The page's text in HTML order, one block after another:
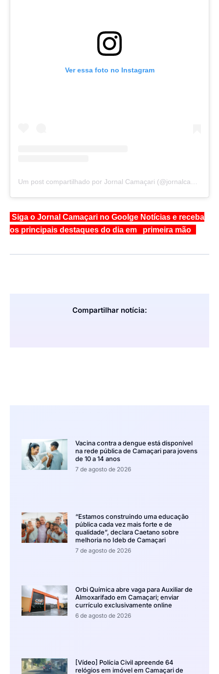
Ver essa foto no Instagram
Siga o Jornal Camaçari no Goolge Notícias e receba
os principais destaques do dia em primeira mão
Compartilhar notícia:
Vacina contra a dengue está disponível
na rede pública de Camaçari para jovens
de 10 a 14 anos
7 de agosto de 2026
“Estamos construindo uma educação
pública cada vez mais forte e de
qualidade”, declara Caetano sobre
melhoria no Ideb de Camaçari
7 de agosto de 2026
Orbi Química abre vaga para Auxiliar de
Almoxarifado em Camaçari; enviar
currículo exclusivamente online
6 de agosto de 2026
[Vídeo] Polícia Civil apreende 64
relógios em imóvel em Camaçari de